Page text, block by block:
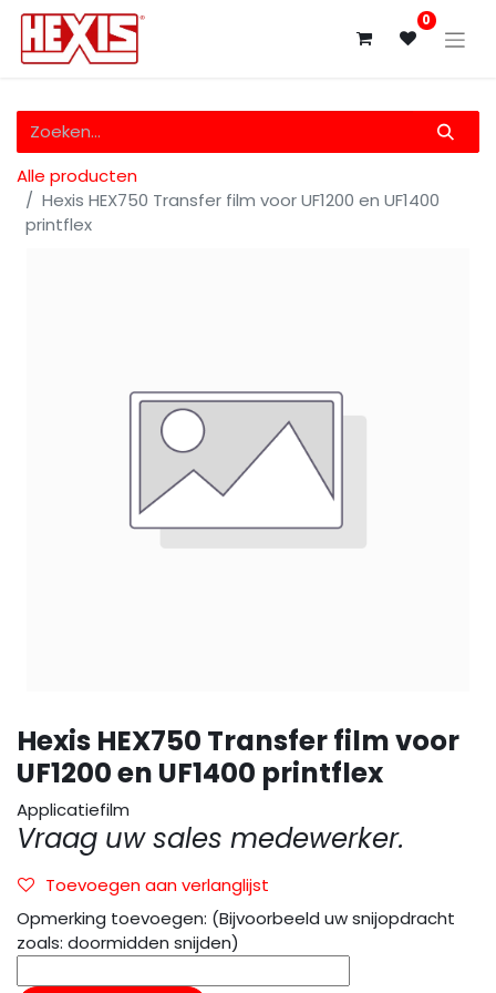
0
Alle producten
Hexis HEX750 Transfer film voor UF1200 en UF1400
printflex
Hexis HEX750 Transfer film voor
UF1200 en UF1400 printflex
Applicatiefilm
Vraag uw sales medewerker.
Toevoegen aan verlanglijst
Opmerking toevoegen: (Bijvoorbeeld uw snijopdracht
zoals: doormidden snijden)